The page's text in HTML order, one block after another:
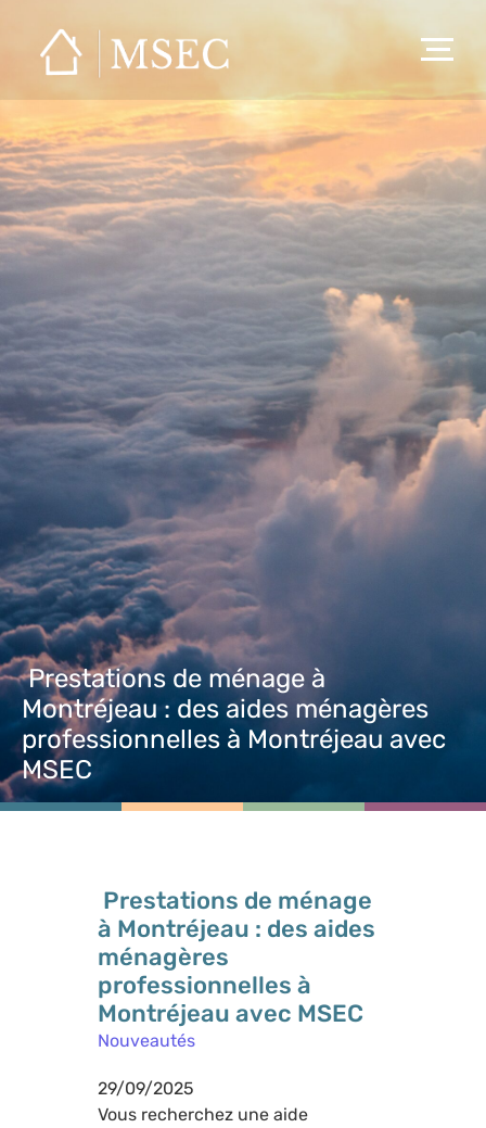
Prestations de ménage à
Montréjeau : des aides ménagères
professionnelles à Montréjeau avec
MSEC
Prestations de ménage
à Montréjeau : des aides
ménagères
professionnelles à
Montréjeau avec MSEC
Nouveautés
29/09/2025
Vous recherchez une aide